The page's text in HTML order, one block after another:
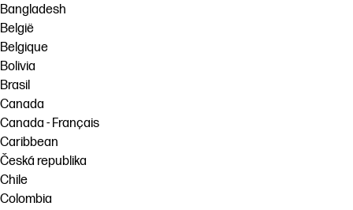
Bangladesh
België
Belgique
Bolivia
Brasil
Canada
Canada - Français
Caribbean
Česká republika
Chile
Colombia